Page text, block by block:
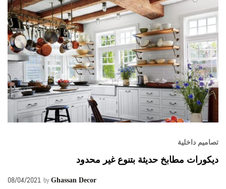
in
UAE
تصاميم داخلية
ديكورات مطابخ حديثة بتنوع غير محدود
08/04/2021 by Ghassan Decor